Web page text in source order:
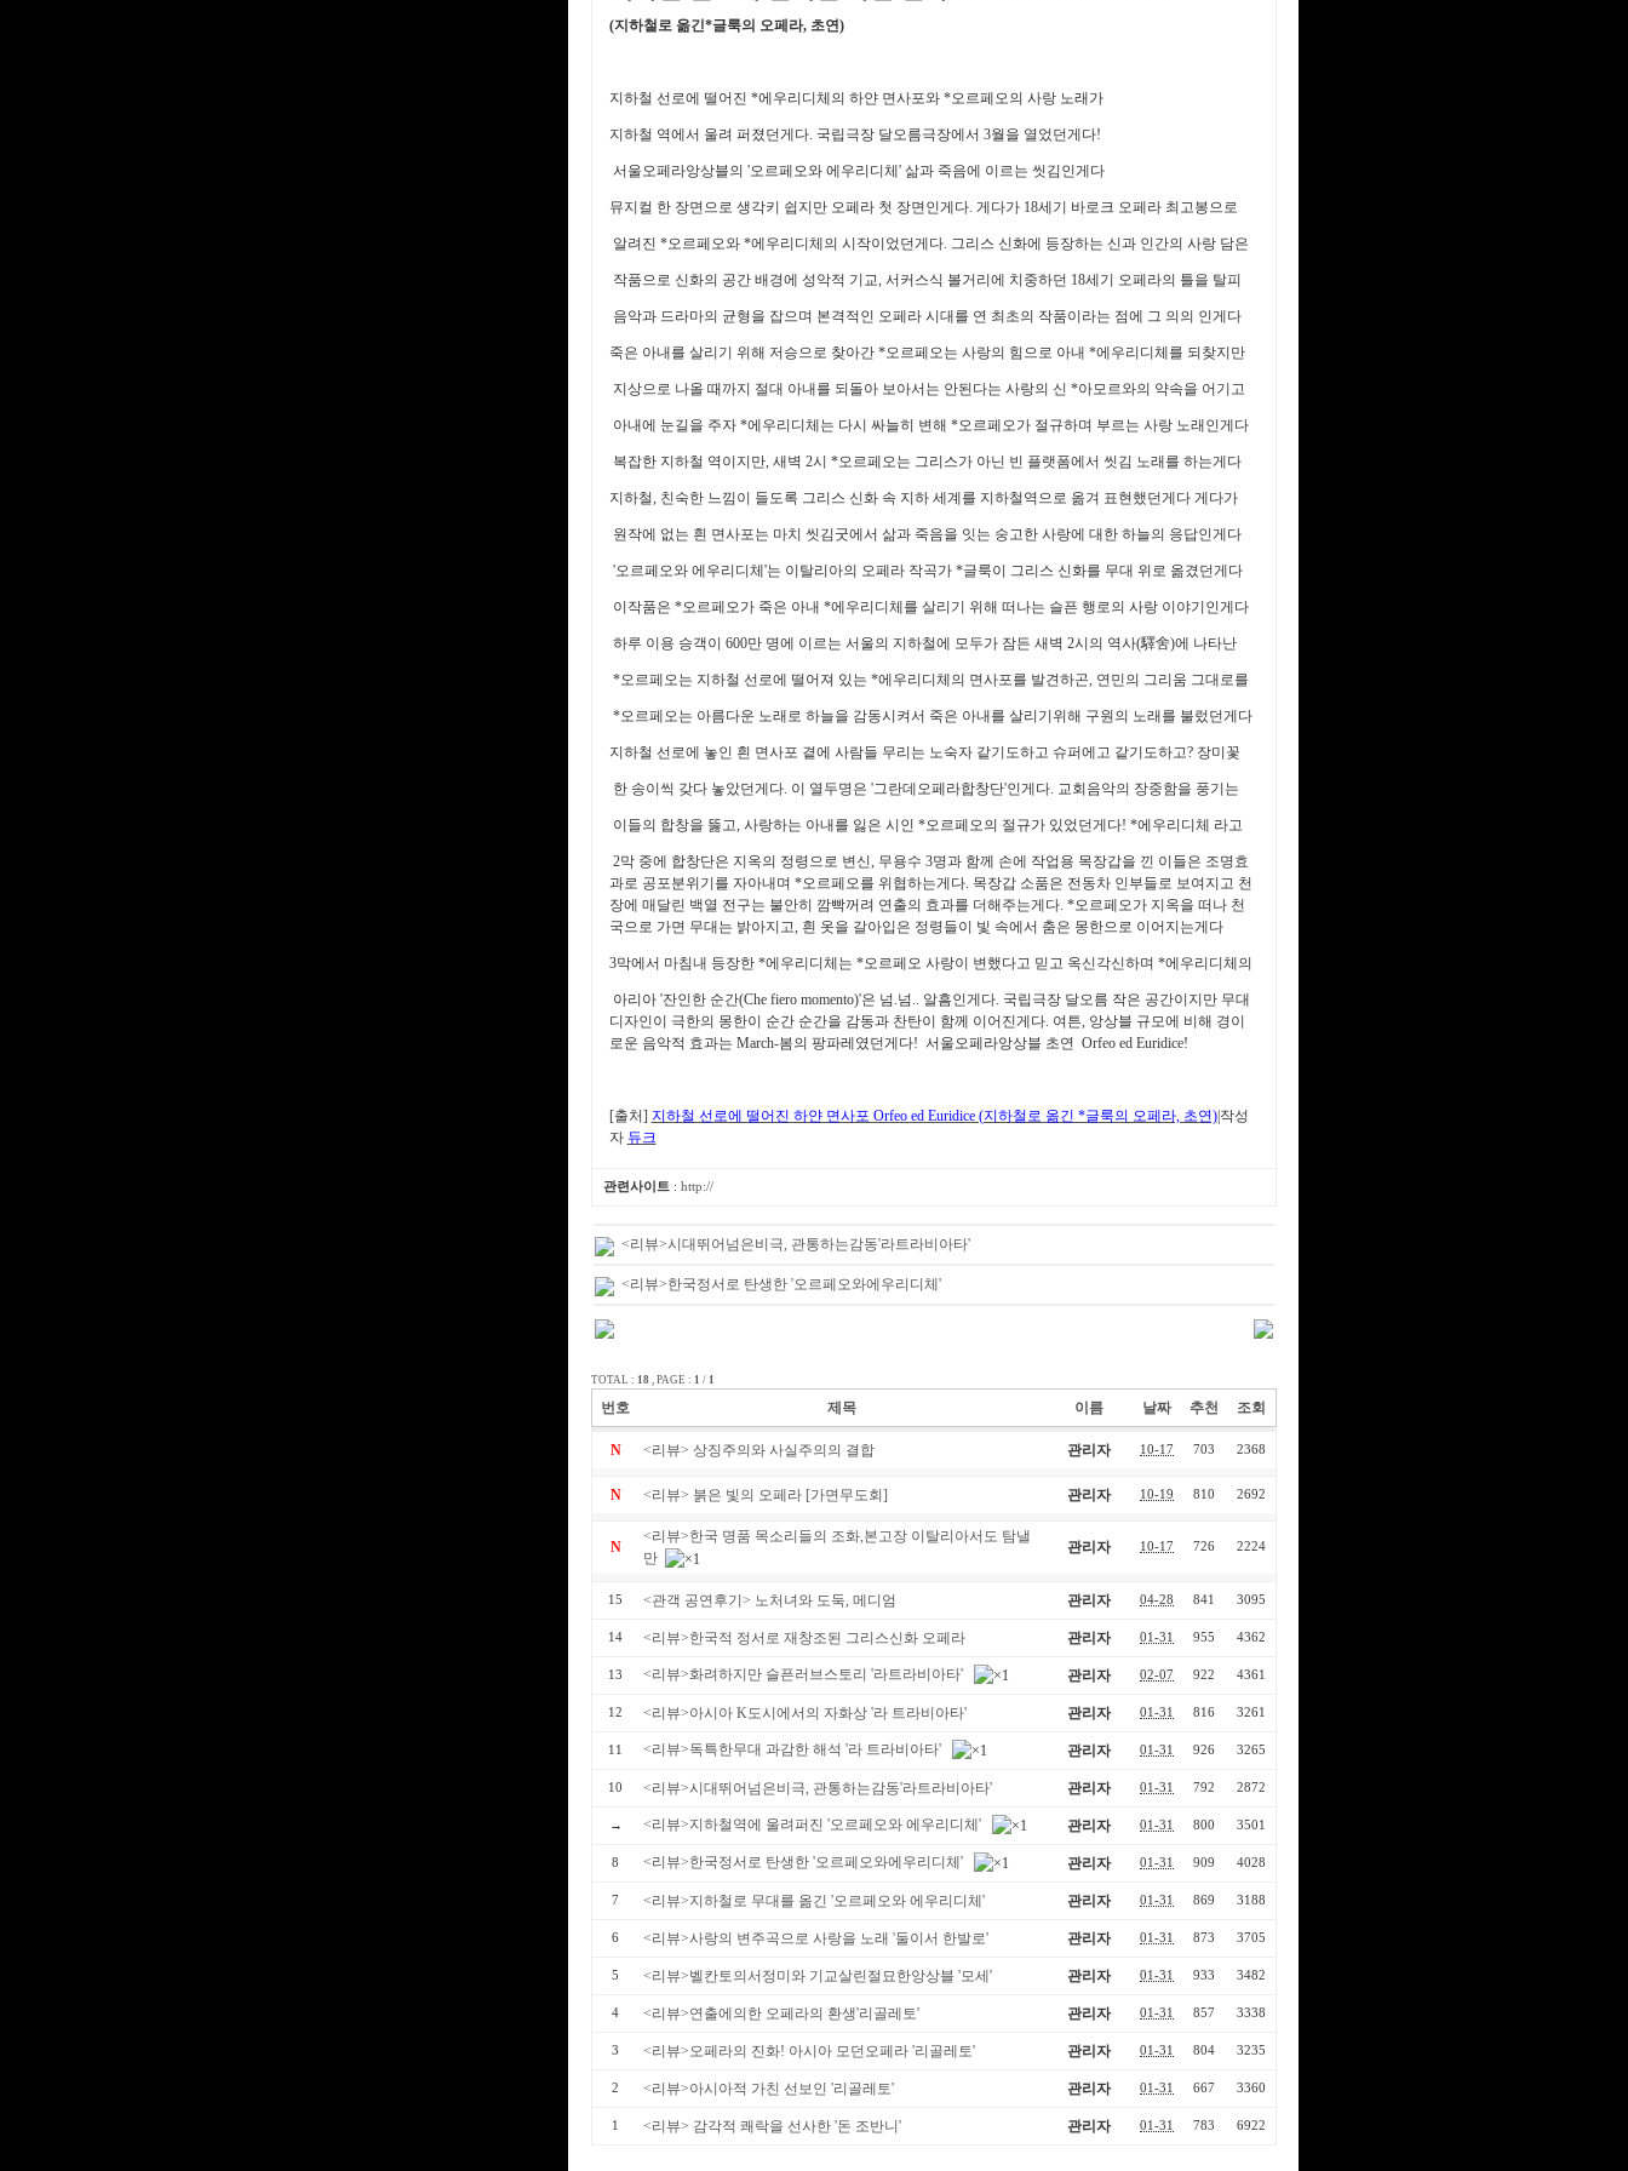
(지하철로 옮긴*글룩의 오페라, 초연)
지하철 선로에 떨어진 *에우리디체의 하얀 면사포와 *오르페오의 사랑 노래가
지하철 역에서 울려 퍼졌던게다. 국립극장 달오름극장에서 3월을 열었던게다!
서울오페라앙상블의 '오르페오와 에우리디체' 삶과 죽음에 이르는 씻김인게다
뮤지컬 한 장면으로 생각키 쉽지만 오페라 첫 장면인게다. 게다가 18세기 바로크 오페라 최고봉으로
알려진 *오르페오와 *에우리디체의 시작이었던게다. 그리스 신화에 등장하는 신과 인간의 사랑 담은
작품으로 신화의 공간 배경에 성악적 기교, 서커스식 볼거리에 치중하던 18세기 오페라의 틀을 탈피
음악과 드라마의 균형을 잡으며 본격적인 오페라 시대를 연 최초의 작품이라는 점에 그 의의 인게다
죽은 아내를 살리기 위해 저승으로 찾아간 *오르페오는 사랑의 힘으로 아내 *에우리디체를 되찾지만
지상으로 나올 때까지 절대 아내를 되돌아 보아서는 안된다는 사랑의 신 *아모르와의 약속을 어기고
아내에 눈길을 주자 *에우리디체는 다시 싸늘히 변해 *오르페오가 절규하며 부르는 사랑 노래인게다
복잡한 지하철 역이지만, 새벽 2시 *오르페오는 그리스가 아닌 빈 플랫폼에서 씻김 노래를 하는게다
지하철, 친숙한 느낌이 들도록 그리스 신화 속 지하 세계를 지하철역으로 옮겨 표현했던게다 게다가
원작에 없는 흰 면사포는 마치 씻김굿에서 삶과 죽음을 잇는 숭고한 사랑에 대한 하늘의 응답인게다
'오르페오와 에우리디체'는 이탈리아의 오페라 작곡가 *글룩이 그리스 신화를 무대 위로 옮겼던게다
이작품은 *오르페오가 죽은 아내 *에우리디체를 살리기 위해 떠나는 슬픈 행로의 사랑 이야기인게다
하루 이용 승객이 600만 명에 이르는 서울의 지하철에 모두가 잠든 새벽 2시의 역사(驛舍)에 나타난
*오르페오는 지하철 선로에 떨어져 있는 *에우리디체의 면사포를 발견하곤, 연민의 그리움 그대로를
*오르페오는 아름다운 노래로 하늘을 감동시켜서 죽은 아내를 살리기위해 구원의 노래를 불렀던게다
지하철 선로에 놓인 흰 면사포 곁에 사람들 무리는 노숙자 같기도하고 슈퍼에고 같기도하고? 장미꽃
한 송이씩 갖다 놓았던게다. 이 열두명은 '그란데오페라합창단'인게다. 교회음악의 장중함을 풍기는
이들의 합창을 뚫고, 사랑하는 아내를 잃은 시인 *오르페오의 절규가 있었던게다! *에우리디체 라고
2막 중에 합창단은 지옥의 정령으로 변신, 무용수 3명과 함께 손에 작업용 목장갑을 낀 이들은 조명효
과로 공포분위기를 자아내며 *오르페오를 위협하는게다. 목장갑 소품은 전동차 인부들로 보여지고 천
장에 매달린 백열 전구는 불안히 깜빡꺼려 연출의 효과를 더해주는게다. *오르페오가 지옥을 떠나 천
국으로 가면 무대는 밝아지고, 흰 옷을 갈아입은 정령들이 빛 속에서 춤은 몽한으로 이어지는게다
3막에서 마침내 등장한 *에우리디체는 *오르페오 사랑이 변했다고 믿고 옥신각신하며 *에우리디체의
아리아 '잔인한 순간(Che fiero momento)'은 넘.넘.. 알흠인게다. 국립극장 달오름 작은 공간이지만 무대
디자인이 극한의 몽한이 순간 순간을 감동과 찬탄이 함께 이어진게다. 여튼, 앙상블 규모에 비해 경이
로운 음악적 효과는 March-봄의 팡파레였던게다! 서울오페라앙상블 초연 Orfeo ed Euridice!
[출처] 지하철 선로에 떨어진 하얀 면사포 Orfeo ed Euridice (지하철로 옮긴 *글룩의 오페라, 초연)|작성
자 듀크
관련사이트 : http://
<리뷰>시대뛰어넘은비극, 관통하는감동'라트라비아타'
<리뷰>한국정서로 탄생한 '오르페오와에우리디체'
TOTAL : 18 , PAGE : 1 / 1
번호 제목 이름 날짜 추천 조회
N <리뷰> 상징주의와 사실주의의 결합 관리자 10-17 703 2368
N <리뷰> 붉은 빛의 오페라 [가면무도회] 관리자 10-19 810 2692
N
<리뷰>한국 명품 목소리들의 조화,본고장 이탈리아서도 탐낼
만
관리자 10-17 726 2224
15 <관객 공연후기> 노처녀와 도둑, 메디엄 관리자 04-28 841 3095
14 <리뷰>한국적 정서로 재창조된 그리스신화 오페라 관리자 01-31 955 4362
13 <리뷰>화려하지만 슬픈러브스토리 '라트라비아타' 관리자 02-07 922 4361
12 <리뷰>아시아 K도시에서의 자화상 '라 트라비아타' 관리자 01-31 816 3261
11 <리뷰>독특한무대 과감한 해석 '라 트라비아타' 관리자 01-31 926 3265
10 <리뷰>시대뛰어넘은비극, 관통하는감동'라트라비아타' 관리자 01-31 792 2872
→ <리뷰>지하철역에 울려퍼진 '오르페오와 에우리디체' 관리자 01-31 800 3501
8 <리뷰>한국정서로 탄생한 '오르페오와에우리디체' 관리자 01-31 909 4028
7 <리뷰>지하철로 무대를 옮긴 '오르페오와 에우리디체' 관리자 01-31 869 3188
6 <리뷰>사랑의 변주곡으로 사랑을 노래 '둘이서 한발로' 관리자 01-31 873 3705
5 <리뷰>벨칸토의서정미와 기교살린절묘한앙상블 '모세' 관리자 01-31 933 3482
4 <리뷰>연출에의한 오페라의 환생'리골레토' 관리자 01-31 857 3338
3 <리뷰>오페라의 진화! 아시아 모던오페라 '리골레토' 관리자 01-31 804 3235
2 <리뷰>아시아적 가친 선보인 '리골레토' 관리자 01-31 667 3360
1 <리뷰> 감각적 쾌락을 선사한 '돈 조반니' 관리자 01-31 783 6922